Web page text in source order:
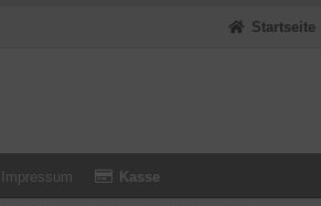
Startseite
Impressum Kasse